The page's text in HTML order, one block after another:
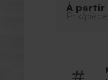
outil
À partir
Prix/pièce